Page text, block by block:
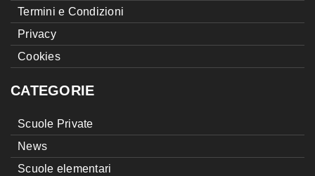
Termini e Condizioni
Privacy
Cookies
CATEGORIE
Scuole Private
News
Scuole elementari